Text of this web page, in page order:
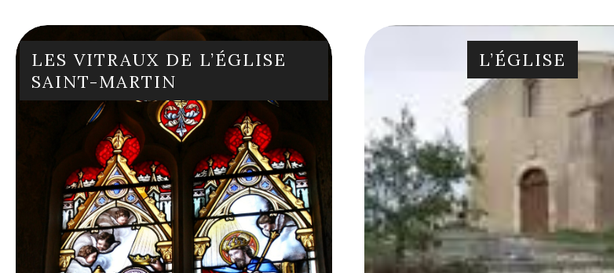
LES VITRAUX DE L’ÉGLISE
SAINT-MARTIN
L’ÉGLISE